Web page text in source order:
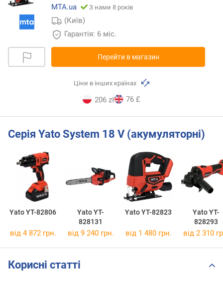
MTA.ua
З нами 8 років
(Київ)
Гарантія: 6 міс.
Перейти в магазин
Ціни в інших країнах
206 zł 76 £
Серія Yato System 18 V (акумуляторні)
Yato YT-82806
Yato YT-
828131
Yato YT-82823
Yato YT-
828293
від 4 872 грн. від 9 240 грн. від 1 480 грн. від 2 310
Корисні статті